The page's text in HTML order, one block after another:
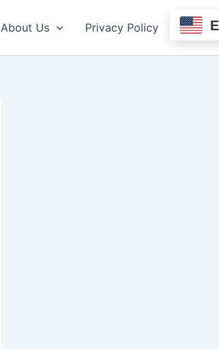
About Us Privacy Policy